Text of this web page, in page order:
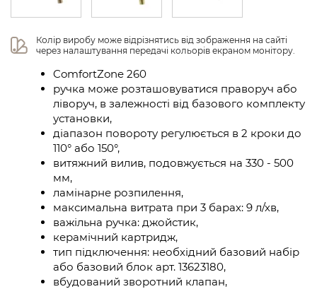
Колір виробу може відрізнятись від зображення на сайті
через налаштування передачі кольорів екраном монітору.
ComfortZone 260
ручка може розташовуватися праворуч або
ліворуч, в залежності від базового комплекту
установки,
діапазон повороту регулюється в 2 кроки до
110° або 150°,
витяжний вилив, подовжується на 330 - 500
мм,
ламінарне розпилення,
максимальна витрата при 3 барах: 9 л/хв,
важільна ручка: джойстик,
керамічний картридж,
тип підключення: необхідний базовий набір
або базовий блок арт. 13623180,
вбудований зворотний клапан,